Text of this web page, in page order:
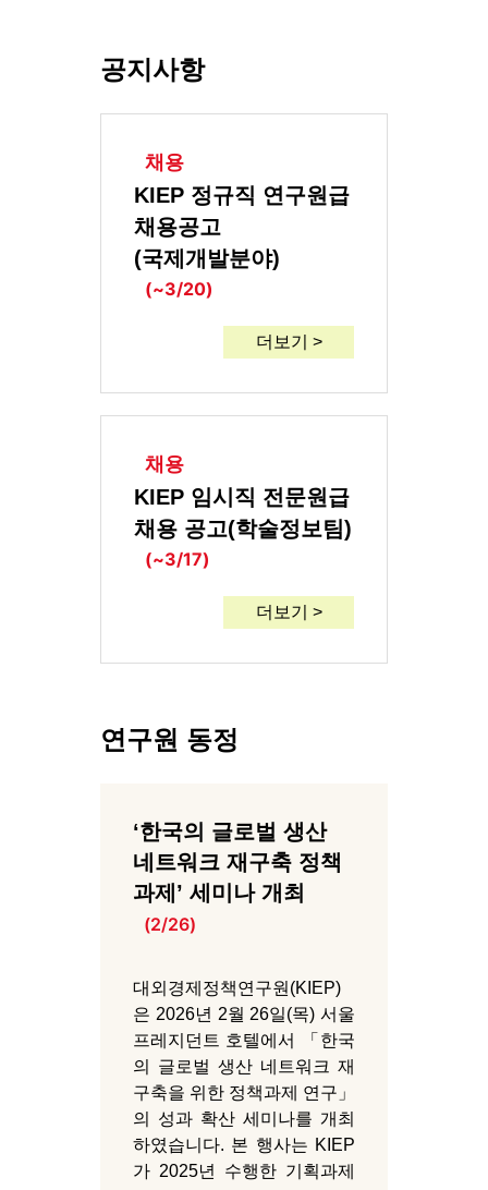
공지사항
채용
KIEP 정규직 연구원급
채용공고
(국제개발분야)
(~3/20)
더보기 >
채용
KIEP 임시직 전문원급
채용 공고(학술정보팀)
(~3/17)
더보기 >
연구원 동정
‘한국의 글로벌 생산
네트워크 재구축 정책
과제’ 세미나 개최
(2/26)
대외경제정책연구원(KIEP)
은 2026년 2월 26일(목) 서울
프레지던트 호텔에서 「한국
의 글로벌 생산 네트워크 재
구축을 위한 정책과제 연구」
의 성과 확산 세미나를 개최
하였습니다. 본 행사는 KIEP
가 2025년 수행한 기획과제